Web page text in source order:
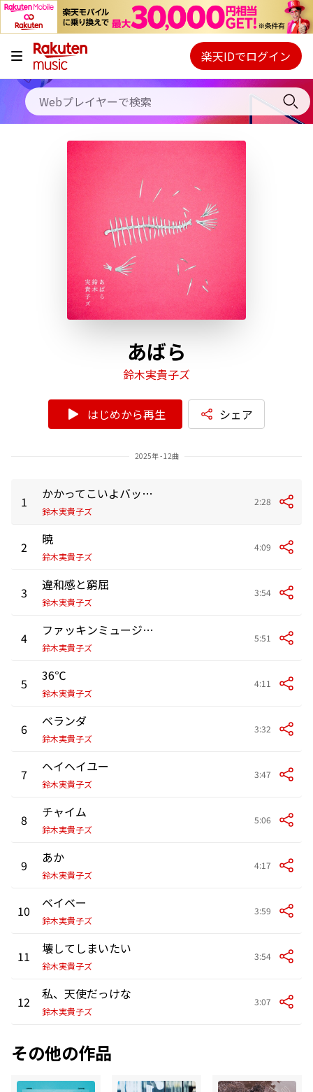
キャンペーン
料金プラン
使い方
初回30日間無料お試し
Webプレイヤー
ご契約内容の確認・変更
楽天IDでログイン
あばら
鈴木実貴子ズ
はじめから再生 シェア
2025年 - 12曲
1 かかってこいよバッドエンド
鈴木実貴子ズ
2:28
2 暁
鈴木実貴子ズ
4:09
3 違和感と窮屈
鈴木実貴子ズ
3:54
4 ファッキンミュージック
鈴木実貴子ズ
5:51
5 36℃
鈴木実貴子ズ
4:11
6 ベランダ
鈴木実貴子ズ
3:32
7 ヘイヘイユー
鈴木実貴子ズ
3:47
8 チャイム
鈴木実貴子ズ
5:06
9 あか
鈴木実貴子ズ
4:17
10 ベイベー
鈴木実貴子ズ
3:59
11 壊してしまいたい
鈴木実貴子ズ
3:54
12 私、天使だっけな
鈴木実貴子ズ
3:07
その他の作品